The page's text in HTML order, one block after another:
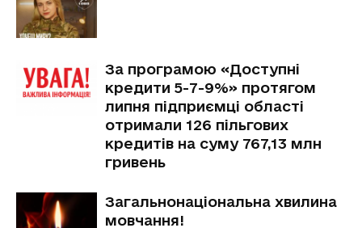
За програмою «Доступні
кредити 5-7-9%» протягом
липня підприємці області
отримали 126 пільгових
кредитів на суму 767,13 млн
гривень
Загальнонаціональна хвилина
мовчання!